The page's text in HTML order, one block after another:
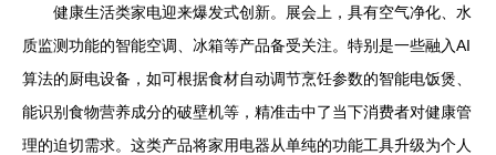
健康生活类家电迎来爆发式创新。展会上，具有空气净化、水
质监测功能的智能空调、冰箱等产品备受关注。特别是一些融入AI
算法的厨电设备，如可根据食材自动调节烹饪参数的智能电饭煲、
能识别食物营养成分的破壁机等，精准击中了当下消费者对健康管
理的迫切需求。这类产品将家用电器从单纯的功能工具升级为个人